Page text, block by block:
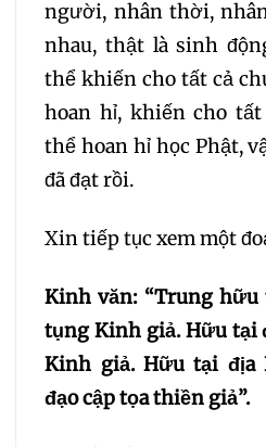
102 103
108
116 117
120 121
người, nhân thời,
nhau, thật là sinh
thể khiến cho tất cả
hoan hỉ, khiến cho
thể hoan hỉ học Phật,
đã đạt rồi.
Xin tiếp tục xem một
Kinh văn: “Trung
tụng Kinh giả. Hữu tại
Kinh giả. Hữu tại địa
đạo cập tọa thiền giả”.